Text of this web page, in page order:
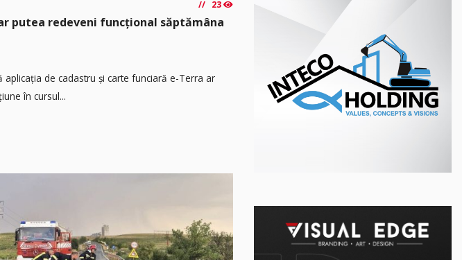
23
putea redeveni funcțional săptămâna
aplicația de cadastru și carte funciară e-Terra ar
în cursul...